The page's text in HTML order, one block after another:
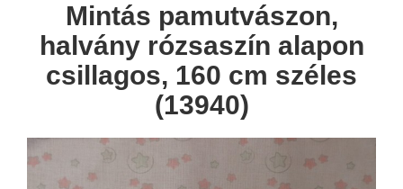
Mintás pamutvászon,
halvány rózsaszín alapon
csillagos, 160 cm széles
(13940)